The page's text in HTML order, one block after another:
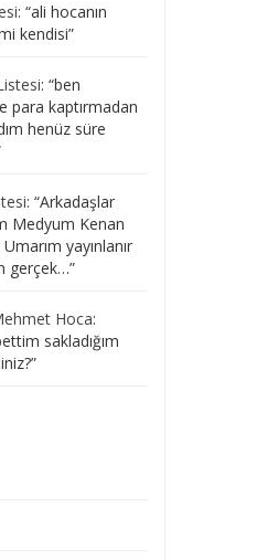
: “ali hocanın
kendisi”
: “ben
para kaptırmadan
henüz süre
: “Arkadaşlar
Medyum Kenan
yayınlanır
gerçek…”
Hoca:
sakladığım
”